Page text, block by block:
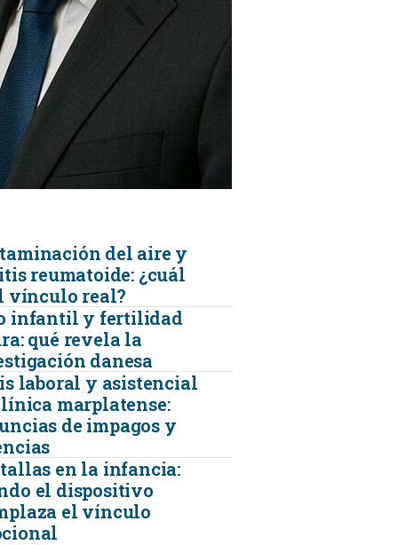
KINESIOLOGÍA
del aire y
reumatoide: ¿cuál
vínculo real?
infantil y fertilidad
qué revela la
danesa
laboral y asistencial
marplatense:
de impagos y
en la infancia:
el dispositivo
el vínculo